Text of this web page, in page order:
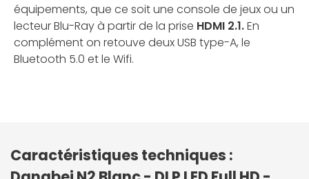
équipements, que ce soit une console de jeux ou un
lecteur Blu-Ray à partir de la prise HDMI 2.1.En
complément on retouve deux USB type-A, le
Bluetooth 5.0 et le Wifi.
Caractéristiques techniques :